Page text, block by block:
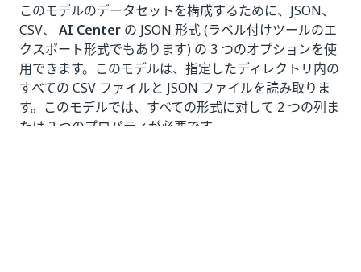
このモデルのデータセットを構成するために、JSON、
CSV、 AI Center の JSON 形式 (ラベル付けツールのエ
クスポート形式でもあります) の 3 つのオプションを使
用できます。このモデルは、指定したディレクトリ内の
すべての CSV ファイルと JSON ファイルを読み取りま
す。このモデルでは、すべての形式に対して 2 つの列ま
たは 2 つのプロパティが必要です